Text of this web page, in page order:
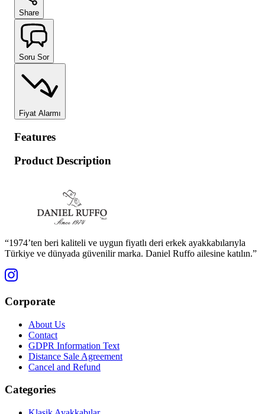
Share
Soru Sor
Fiyat Alarmı
Features
Product Description
“1974’ten beri kaliteli ve uygun fiyatlı deri erkek ayakkabılarıyla
Türkiye ve dünyada güvenilir marka. Daniel Ruffo ailesine katılın.”
Corporate
About Us
Contact
GDPR Information Text
Distance Sale Agreement
Cancel and Refund
Categories